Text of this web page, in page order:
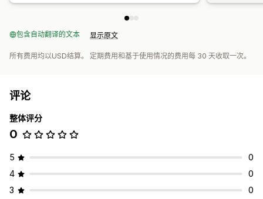
包含自动翻译的文本 显示原文
所有费用均以USD结算。 定期费用和基于使用情况的费用每 30 天收取一次。
评论
整体评分
0
5
0
4
0
3
0